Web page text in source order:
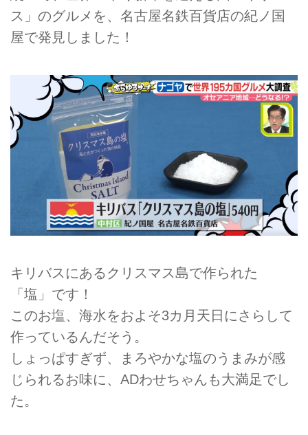
ス」のグルメを、名古屋名鉄百貨店の紀ノ国
屋で発見しました！
キリバスにあるクリスマス島で作られた
「塩」です！
このお塩、海水をおよそ3カ月天日にさらして
作っているんだそう。
しょっぱすぎず、まろやかな塩のうまみが感
じられるお味に、ADわせちゃんも大満足でし
た。